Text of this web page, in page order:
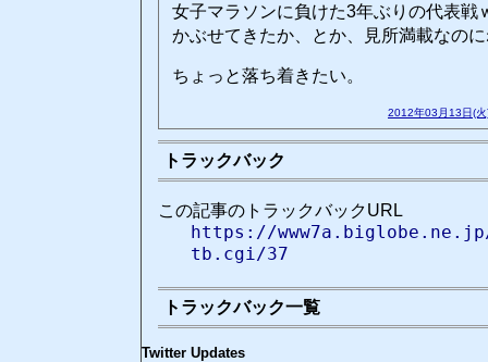
女子マラソンに負けた3年ぶりの代表戦
かぶせてきたか、とか、見所満載なの
ちょっと落ち着きたい。
2012年03月13日(
トラックバック
この記事のトラックバックURL
https://
tb.cgi/37
トラックバック一覧
Twitter Updates